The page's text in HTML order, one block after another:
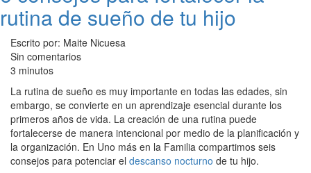
rutina de sueño de tu hijo
Escrito por: Maite Nicuesa
Sin comentarios
3 minutos
La rutina de sueño es muy importante en todas las edades, sin
embargo, se convierte en un aprendizaje esencial durante los
primeros años de vida. La creación de una rutina puede
fortalecerse de manera intencional por medio de la planificación y
la organización. En Uno más en la Familia compartimos seis
consejos para potenciar el descanso nocturno de tu hijo.